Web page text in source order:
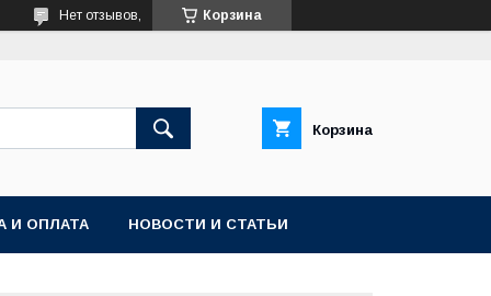
Корзина
Нет отзывов,
Корзина
И ОПЛАТА НОВОСТИ И СТАТЬИ